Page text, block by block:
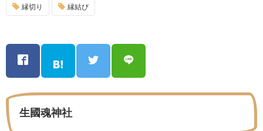
縁切り 縁結び
生國魂神社